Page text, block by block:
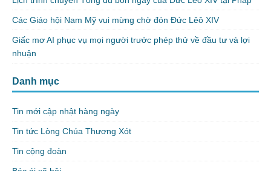
Các Giáo hội Nam Mỹ vui mừng chờ đón Đức Lêô XIV
Giấc mơ AI phục vụ mọi người trước phép thử về đầu tư và lợi
nhuận
Danh mục
Tin mới cập nhật hàng ngày
Tin tức Lòng Chúa Thương Xót
Tin cộng đoàn